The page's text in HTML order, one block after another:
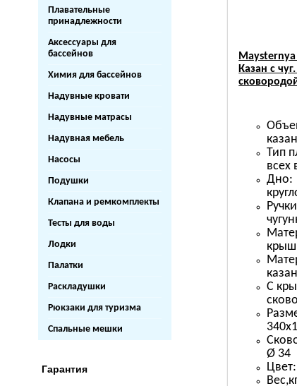
Плавательные
принадлежности
Аксессуары для
бассейнов
Химия для бассейнов
Надувные кровати
Надувные матрасы
Надувная мебель
Насосы
Подушки
Клапана и ремкомплекты
Тесты для воды
Лодки
Палатки
Раскладушки
Рюкзаки для туризма
Спальные мешки
Гарантия
Казан с
Тип
всех
Дно:
С
Ø 34